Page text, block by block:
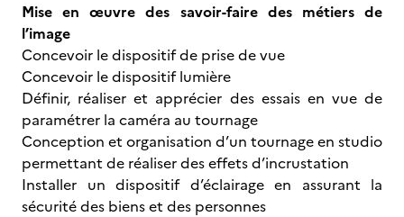
Mise en œuvre des savoir-faire des métiers de
l’image
Concevoir le dispositif de prise de vue
Concevoir le dispositif lumière
Définir, réaliser et apprécier des essais en vue de
paramétrer la caméra au tournage
Conception et organisation d’un tournage en studio
permettant de réaliser des effets d’incrustation
Installer un dispositif d’éclairage en assurant la
sécurité des biens et des personnes